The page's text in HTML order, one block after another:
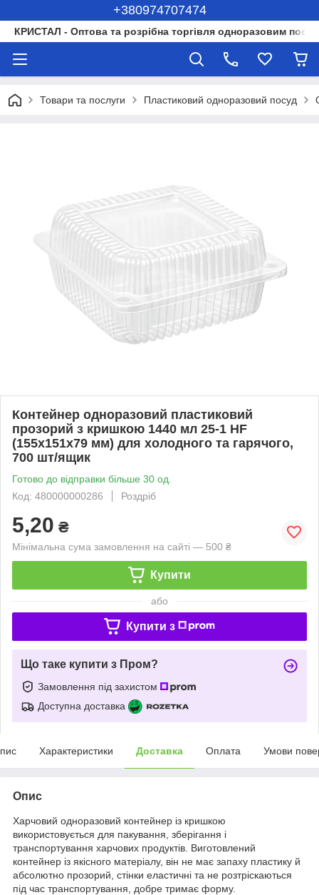
+380974707474
КРИСТАЛ - Оптова та розрібна торгівля одноразовим
Товари та послуги Пластиковий одноразовий посуд
Контейнер одноразовий пластиковий
прозорий з кришкою 1440 мл 25-1 HF
(155х151х79 мм) для холодного та гарячого,
700 шт/ящик
Готово до відправки більше 30 од.
Код: 480000000286
Роздріб
5,20 ₴
Мінімальна сума замовлення на сайті — 500 ₴
Купити
або
Купити з
Що таке купити з Пром?
Замовлення під захистом
Доступна доставка
Характеристики Доставка Оплата Умови
Опис
Харчовий одноразовий контейнер із кришкою
використовується для пакування, зберігання і
транспортування харчових продуктів. Виготовлений
контейнер із якісного матеріалу, він не має запаху пластику й
абсолютно прозорий, стінки еластичні та не розтріскаються
під час транспортування, добре тримає форму.